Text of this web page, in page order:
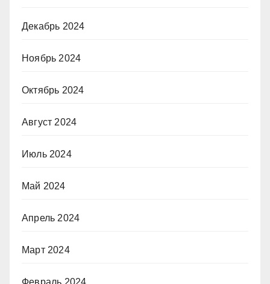
Декабрь 2024
Ноябрь 2024
Октябрь 2024
Август 2024
Июль 2024
Май 2024
Апрель 2024
Март 2024
Февраль 2024